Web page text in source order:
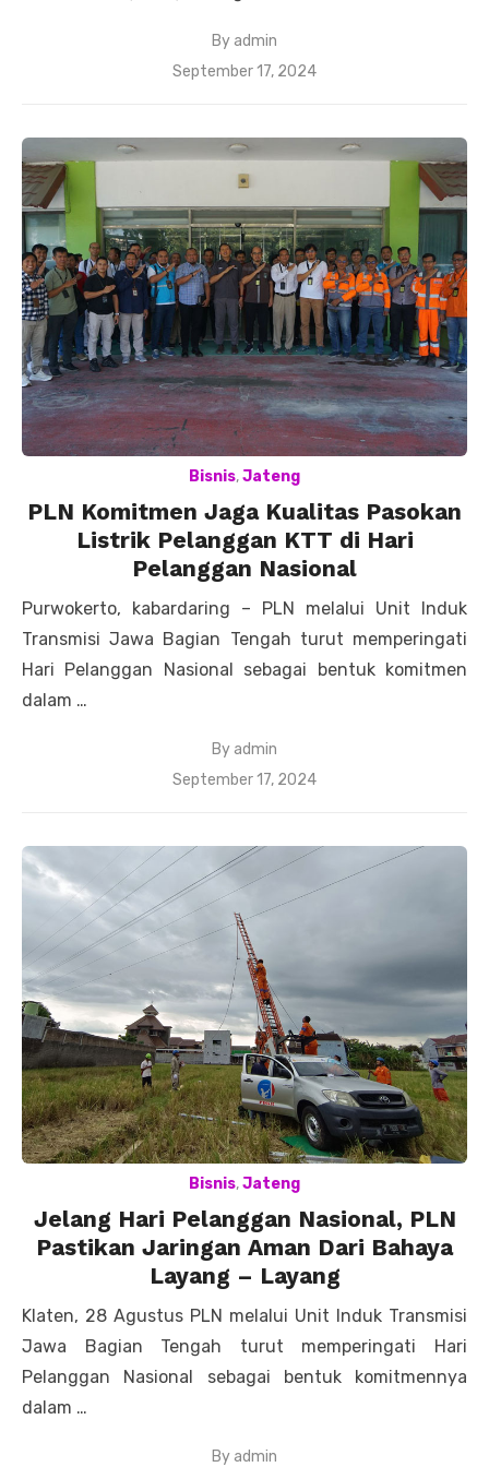
By admin
Posted
September 17, 2024
Bisnis,Jateng
PLN Komitmen Jaga Kualitas Pasokan
Listrik Pelanggan KTT di Hari
Pelanggan Nasional
Purwokerto, kabardaring – PLN melalui Unit Induk
Transmisi Jawa Bagian Tengah turut memperingati
Hari Pelanggan Nasional sebagai bentuk komitmen
dalam …
By admin
Posted
September 17, 2024
Bisnis,Jateng
Jelang Hari Pelanggan Nasional, PLN
Pastikan Jaringan Aman Dari Bahaya
Layang – Layang
Klaten, 28 Agustus PLN melalui Unit Induk Transmisi
Jawa Bagian Tengah turut memperingati Hari
Pelanggan Nasional sebagai bentuk komitmennya
dalam …
By admin